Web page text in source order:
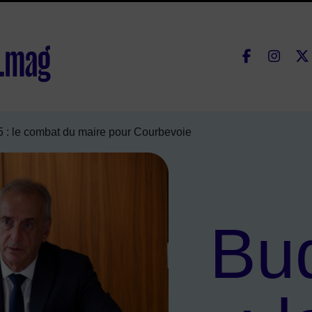
de Courbevoie
: le combat du maire pour Courbevoie